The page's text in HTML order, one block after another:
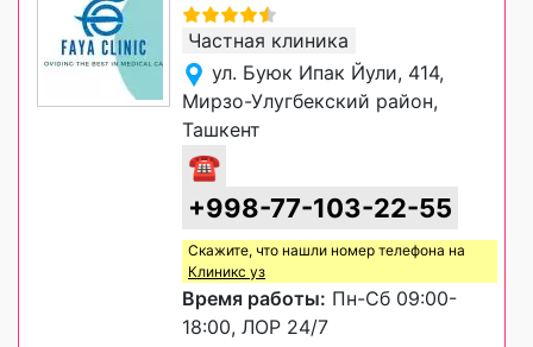
Частная клиника
ул. Буюк Ипак Йули, 414,
Мирзо-Улугбекский район,
Ташкент
☎
+998-77-103-22-55
Скажите, что нашли номер телефона на
Клиникс уз
Время работы: Пн-Сб 09:00-
18:00, ЛОР 24/7